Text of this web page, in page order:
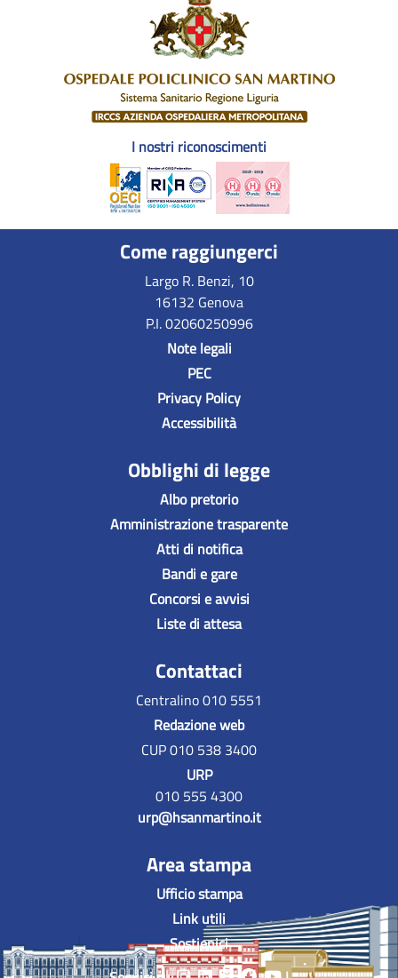
I nostri riconoscimenti
Come raggiungerci
Largo R. Benzi, 10
16132 Genova
P.I. 02060250996
Note legali
PEC
Privacy Policy
Accessibilità
Obblighi di legge
Albo pretorio
Amministrazione trasparente
Atti di notifica
Bandi e gare
Concorsi e avvisi
Liste di attesa
Contattaci
Centralino 010 5551
Redazione web
CUP 010 538 3400
URP
010 555 4300
urp@hsanmartino.it
Area stampa
Ufficio stampa
Link utili
Sostienici